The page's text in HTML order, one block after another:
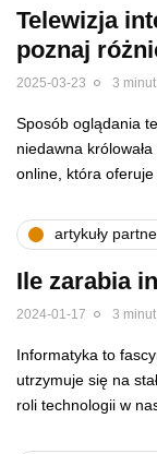
Telewizja
poznaj
2025-03-23 3
Sposób oglądania
niedawna
online, która oferuje
artykuły
Ile zarabia
2024-01-17 3
Informatyka to
utrzymuje się na
roli technologii w